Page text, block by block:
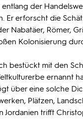
der
Er erforscht die
Nabatäer, Römer,
Kolonisierung
bestückt mit den
ernannt
über eine solche
Plätzen,
Jordanien trifft